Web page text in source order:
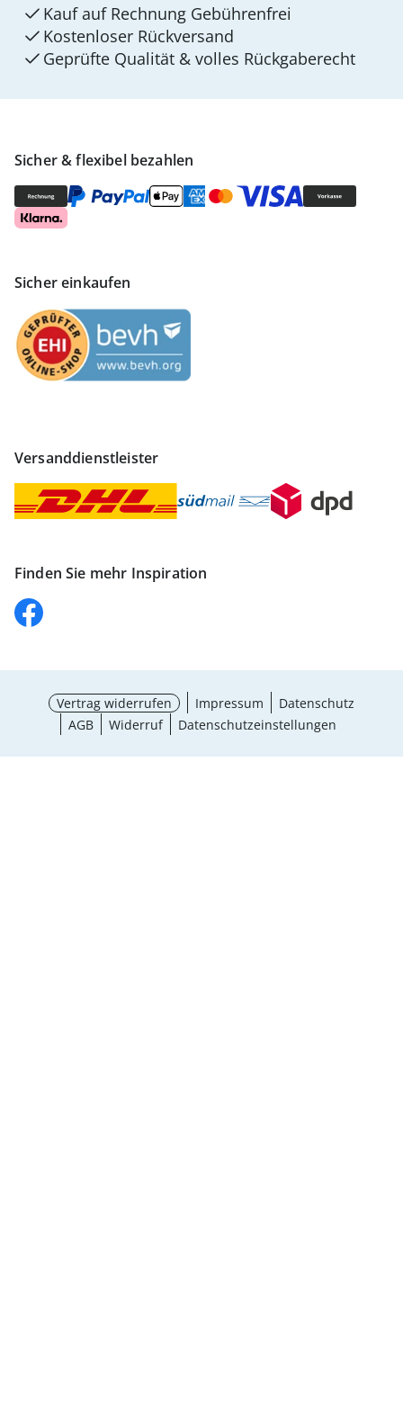
Sicher & flexibel bezahlen
Sicher einkaufen
Versanddienstleister
Finden Sie mehr Inspiration
Kauf auf Rechnung Gebührenfrei
Kostenloser Rückversand
Geprüfte Qualität & volles Rückgaberecht
Vertrag widerrufen Impressum
Datenschutz
AGB
Widerruf Datenschutzeinstellungen